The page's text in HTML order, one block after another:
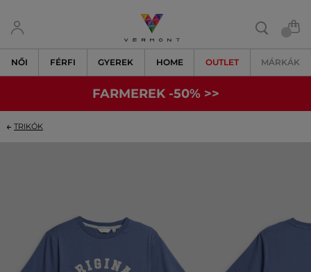
NŐI FÉRFI GYEREK HOME OUTLET MÁRKÁK
FARMEREK -50% >>
TRIKÓK